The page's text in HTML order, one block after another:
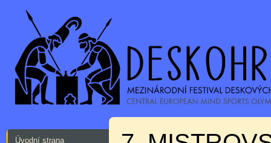
Úvodní strana